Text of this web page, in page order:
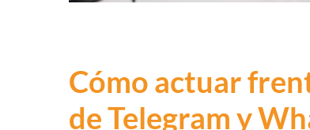
Cómo actuar
de Telegram y